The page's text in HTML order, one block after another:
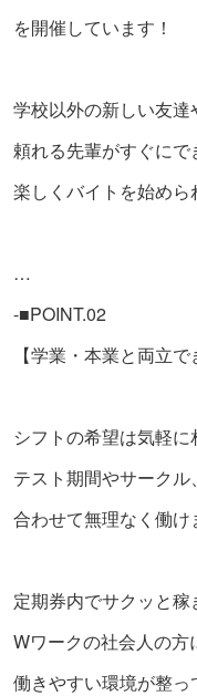
を開催しています！
学校以外の新しい友達
頼れる先輩がすぐにで
楽しくバイトを始め
…
-■POINT.02
【学業・本業と両立で
シフトの希望は気軽に
テスト期間やサーク
合わせて無理なく働け
定期券内でサクッと稼
Wワークの社会人の方
働きやすい環境が整